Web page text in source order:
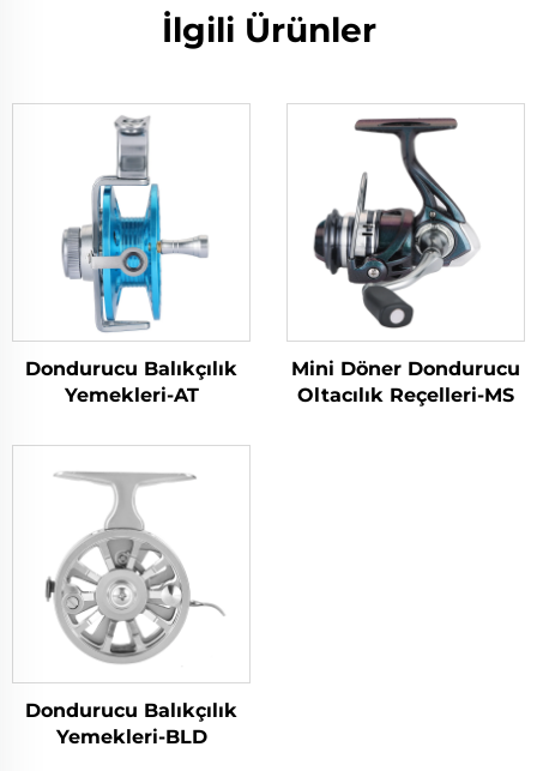
İlgili Ürünler
Dondurucu Balıkçılık
Yemekleri-AT
Mini Döner Dondurucu
Oltacılık Reçelleri-MS
Dondurucu Balıkçılık
Yemekleri-BLD